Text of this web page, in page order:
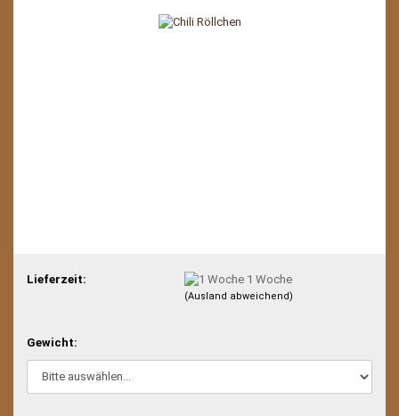
Lieferzeit: 1 Woche
(Ausland abweichend)
Gewicht: